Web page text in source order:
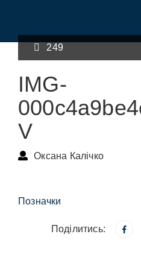
249
IMG-
V
Оксана Калічко
Позначки
Поділитись: